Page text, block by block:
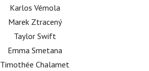
Karlos Vémola
Marek Ztracený
Taylor Swift
Emma Smetana
Timothée Chalamet